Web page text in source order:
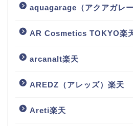
aquagarage（アクアガレ
AR Cosmetics TOKYO楽
arcanalt楽天
AREDZ（アレッズ）楽天
Areti楽天